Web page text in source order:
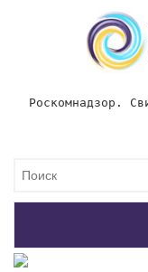
Роскомнадзор.